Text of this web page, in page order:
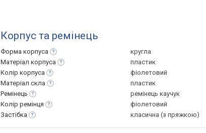
Корпус та ремінець
Форма корпуса
кругла
Матеріал корпуса
пластик
Колір корпуса
фіолетовий
Матеріал скла
пластик
Ремінець
ремінець каучук
Колір ремінця
фіолетовий
Застібка
класична (з пряжкою)